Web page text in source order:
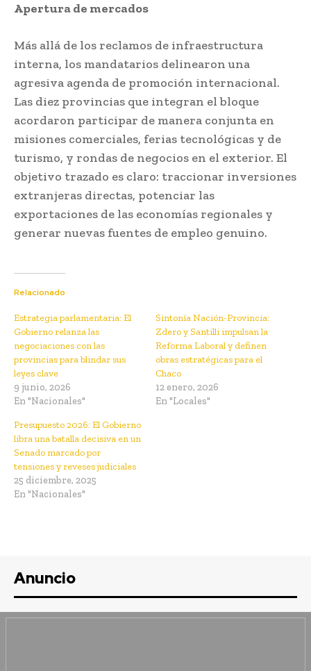
Apertura de mercados
Más allá de los reclamos de infraestructura
interna, los mandatarios delinearon una
agresiva agenda de promoción internacional.
Las diez provincias que integran el bloque
acordaron participar de manera conjunta en
misiones comerciales, ferias tecnológicas y de
turismo, y rondas de negocios en el exterior. El
objetivo trazado es claro: traccionar inversiones
extranjeras directas, potenciar las
exportaciones de las economías regionales y
generar nuevas fuentes de empleo genuino.
Relacionado
Estrategia parlamentaria: El
Gobierno relanza las
negociaciones con las
provincias para blindar sus
leyes clave
9 junio, 2026
En "Nacionales"
Sintonía Nación-Provincia:
Zdero y Santilli impulsan la
Reforma Laboral y definen
obras estratégicas para el
Chaco
12 enero, 2026
En "Locales"
Presupuesto 2026: El Gobierno
libra una batalla decisiva en un
Senado marcado por
tensiones y reveses judiciales
25 diciembre, 2025
En "Nacionales"
Anuncio